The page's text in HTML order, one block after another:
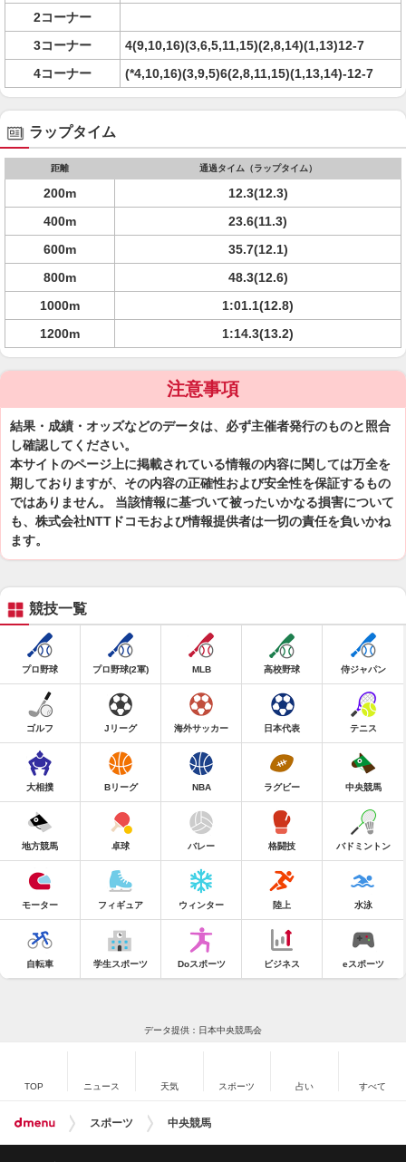
2コーナー
3コーナー
4(9,10,16)(3,6,5,11,15)(2,8,14)(1,13)12-7
4コーナー
(*4,10,16)(3,9,5)6(2,8,11,15)(1,13,14)-12-7
ラップタイム
距離 通過タイム（ラップタイム）
200m
12.3(12.3)
400m
23.6(11.3)
600m
35.7(12.1)
800m
48.3(12.6)
1000m
1:01.1(12.8)
1200m
1:14.3(13.2)
注意事項
結果・成績・オッズなどのデータは、必ず主催者発行のものと照合
し確認してください。
本サイトのページ上に掲載されている情報の内容に関しては万全を
期しておりますが、その内容の正確性および安全性を保証するもの
ではありません。 当該情報に基づいて被ったいかなる損害について
も、株式会社NTTドコモおよび情報提供者は一切の責任を負いかね
ます。
競技一覧
プロ野球 プロ野球(2軍) MLB 高校野球 侍ジャパン
ゴルフ Jリーグ 海外サッカー 日本代表 テニス
大相撲 Bリーグ NBA ラグビー 中央競馬
地方競馬 卓球 バレー 格闘技 バドミントン
モーター フィギュア ウィンター 陸上 水泳
自転車 学生スポーツ Doスポーツ ビジネス eスポーツ
データ提供：日本中央競馬会
TOP ニュース 天気 スポーツ 占い すべて
スポーツ 中央競馬